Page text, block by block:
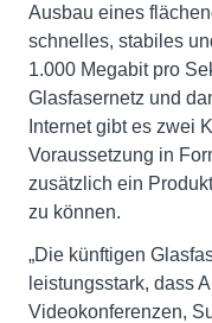
Ausbau eines
schnelles, stabiles
1.000 Megabit pro
Glasfasernetz und
Internet gibt es zwei
Voraussetzung in
zusätzlich ein
zu können.
„Die künftigen
leistungsstark, dass
Videokonferenzen,